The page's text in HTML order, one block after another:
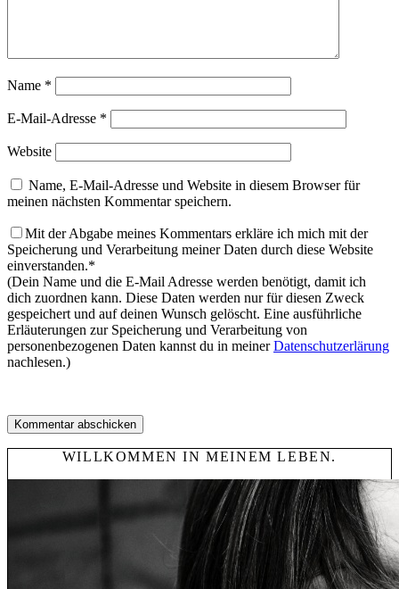
Name *
E-Mail-Adresse *
Website
Name, E-Mail-Adresse und Website in diesem Browser für
meinen nächsten Kommentar speichern.
Mit der Abgabe meines Kommentars erkläre ich mich mit der
Speicherung und Verarbeitung meiner Daten durch diese Website
einverstanden.*
(Dein Name und die E-Mail Adresse werden benötigt, damit ich
dich zuordnen kann. Diese Daten werden nur für diesen Zweck
gespeichert und auf deinen Wunsch gelöscht. Eine ausführliche
Erläuterungen zur Speicherung und Verarbeitung von
personenbezogenen Daten kannst du in meinerDatenschutzerlärung
nachlesen.)
WILLKOMMEN IN MEINEM LEBEN.